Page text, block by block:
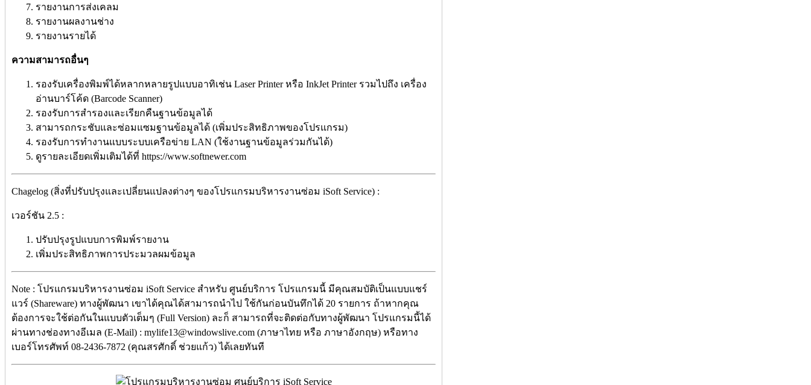
รายงานการส่งเคลม
รายงานผลงานช่าง
รายงานรายได้
ความสามารถอื่นๆ
รองรับเครื่องพิมพ์ได้หลากหลายรูปแบบอาทิเช่น Laser Printer หรือ InkJet Printer รวมไปถึง เครื่อง
อ่านบาร์โค้ด (Barcode Scanner)
รองรับการสำรองและเรียกคืนฐานข้อมูลได้
สามารถกระชับและซ่อมแซมฐานข้อมูลได้ (เพิ่มประสิทธิภาพของโปรแกรม)
รองรับการทำงานแบบระบบเครือข่าย LAN (ใช้งานฐานข้อมูลร่วมกันได้)
ดูรายละเอียดเพิ่มเติมได้ที่ https://www.softnewer.com
Chagelog (สิ่งที่ปรับปรุงและเปลี่ยนแปลงต่างๆ ของโปรแกรมบริหารงานซ่อม iSoft Service) :
เวอร์ชัน 2.5 :
ปรับปรุงรูปแบบการพิมพ์รายงาน
เพิ่มประสิทธิภาพการประมวลผมข้อมูล
Note : โปรแกรมบริหารงานซ่อม iSoft Service สำหรับ ศูนย์บริการ โปรแกรมนี้ มีคุณสมบัติเป็นแบบแชร์
แวร์ (Shareware) ทางผู้พัฒนา เขาได้คุณได้สามารถนำไป ใช้กันก่อนบันทึกได้ 20 รายการ ถ้าหากคุณ
ต้องการจะใช้ต่อกันในแบบตัวเต็มๆ (Full Version) ละก็ สามารถที่จะติดต่อกับทางผู้พัฒนา โปรแกรมนี้ได้
ผ่านทางช่องทางอีเมล (E-Mail) : mylife13@windowslive.com (ภาษาไทย หรือ ภาษาอังกฤษ) หรือทาง
เบอร์โทรศัพท์ 08-2436-7872 (คุณสรศักดิ์ ช่วยแก้ว) ได้เลยทันที